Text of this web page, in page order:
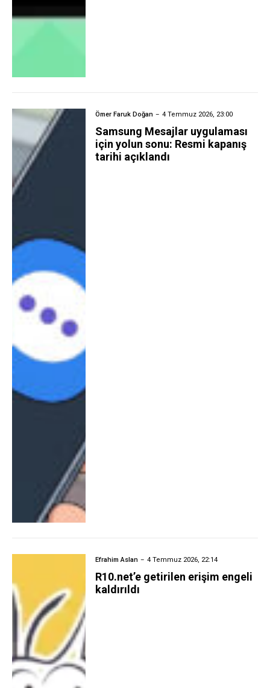
Ömer Faruk Doğan 4 Temmuz 2026, 23:00
Samsung Mesajlar uygulaması
için yolun sonu: Resmi kapanış
tarihi açıklandı
Efrahim Aslan 4 Temmuz 2026, 22:14
R10.net’e getirilen erişim engeli
kaldırıldı